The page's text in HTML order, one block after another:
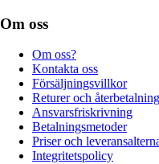
Om oss
Om oss?
Kontakta oss
Försäljningsvillkor
Returer och
Ansvarsfriskrivning
Betalningsmetoder
Priser och
Integritetspolicy